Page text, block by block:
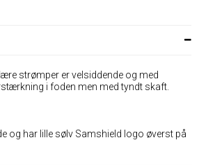
strømper er velsiddende og med
i foden men med tyndt skaft.
og har lille sølv Samshield logo øverst på